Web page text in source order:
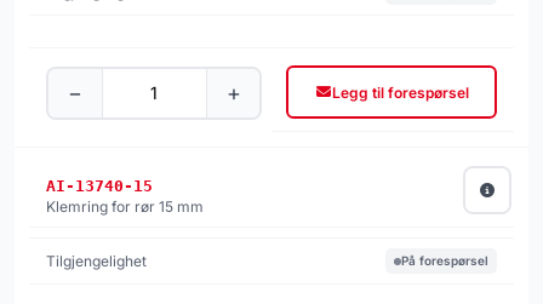
− + Legg til forespørsel
AI-13740-15
Klemring for rør 15 mm
På forespørsel